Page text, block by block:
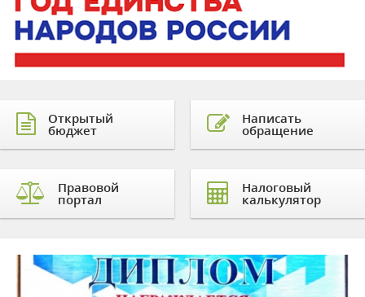
Открытый
бюджет
Правовой
портал
Написать
обращение
Налоговый
калькулятор